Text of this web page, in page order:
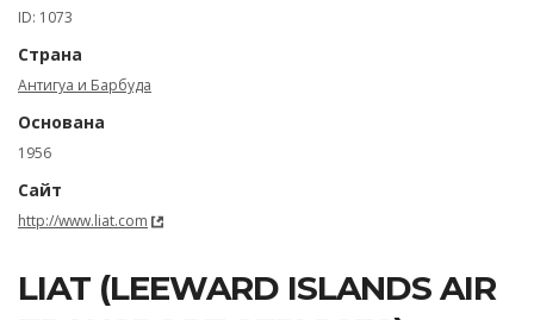
ID: 1073
Страна
Антигуа и Барбуда
Основана
1956
Сайт
http://www.liat.com
LIAT (LEEWARD ISLANDS AIR